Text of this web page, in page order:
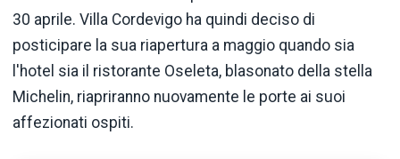
30 aprile. Villa Cordevigo ha quindi deciso di
posticipare la sua riapertura a maggio quando sia
l'hotel sia il ristorante Oseleta, blasonato della stella
Michelin, riapriranno nuovamente le porte ai suoi
affezionati ospiti.